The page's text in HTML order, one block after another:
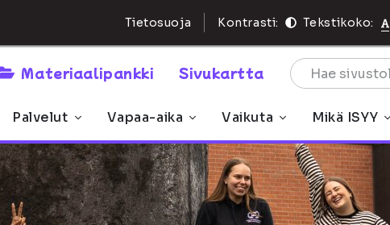
Tietosuoja Kontrasti: Tekstikoko:
Materiaalipankki Sivukartta
Palvelut Vapaa-aika Vaikuta Mikä ISYY